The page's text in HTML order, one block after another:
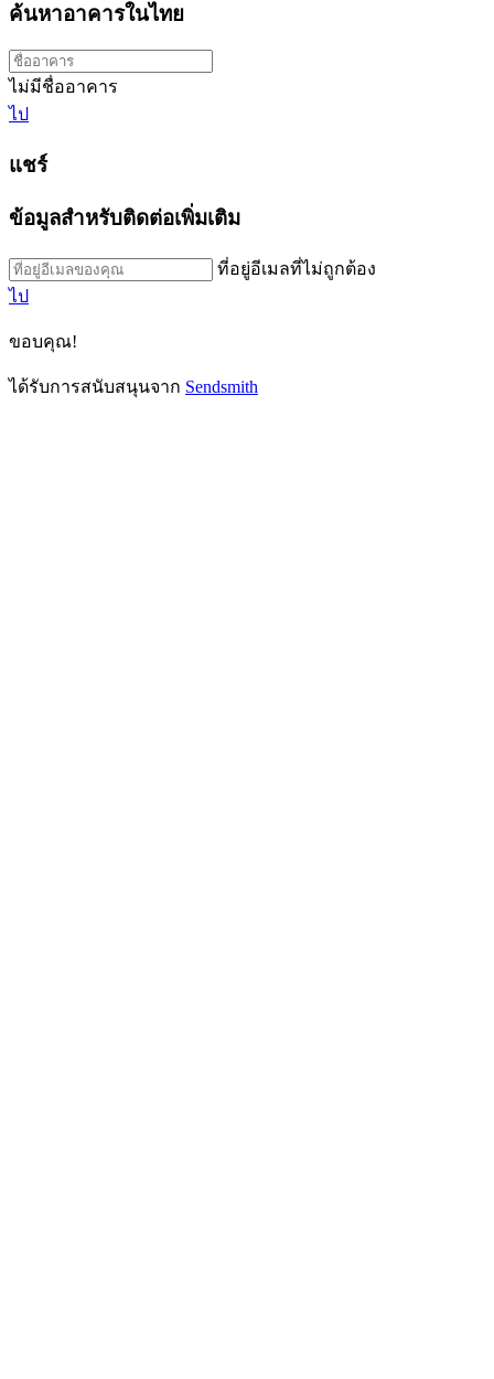
ค้นหาอาคารในไทย
ไม่มีชื่ออาคาร
ไป
แชร์
ข้อมูลสำหรับติดต่อเพิ่มเติม
ที่อยู่อีเมลที่ไม่ถูกต้อง
ไป
ขอบคุณ!
ได้รับการสนับสนุนจาก Sendsmith